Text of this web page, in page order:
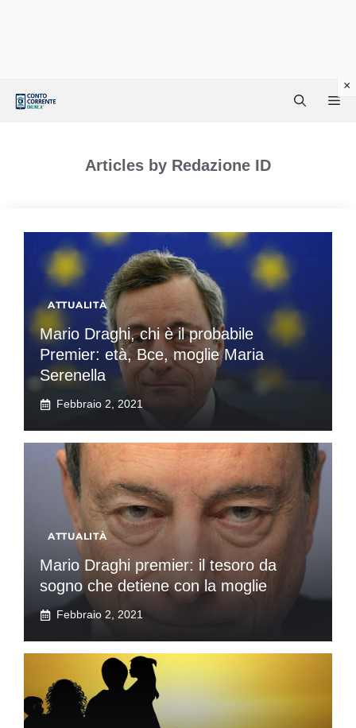
Articles by Redazione ID
ATTUALITÀ
Mario Draghi, chi è il probabile
Premier: età, Bce, moglie Maria
Serenella
Febbraio 2, 2021
ATTUALITÀ
Mario Draghi premier: il tesoro da
sogno che detiene con la moglie
Febbraio 2, 2021